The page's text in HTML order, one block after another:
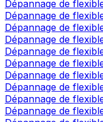
Dépannage de
Dépannage de
Dépannage de
Dépannage de
Dépannage de
Dépannage de
Dépannage de
Dépannage de
Dépannage de
Dépannage de